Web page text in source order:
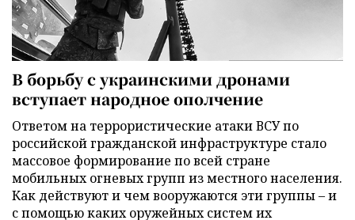
В борьбу с украинскими дронами
вступает народное ополчение
Ответом на террористические атаки ВСУ по
российской гражданской инфраструктуре стало
массовое формирование по всей стране
мобильных огневых групп из местного населения.
Как действуют и чем вооружаются эти группы – и
с помощью каких оружейных систем их